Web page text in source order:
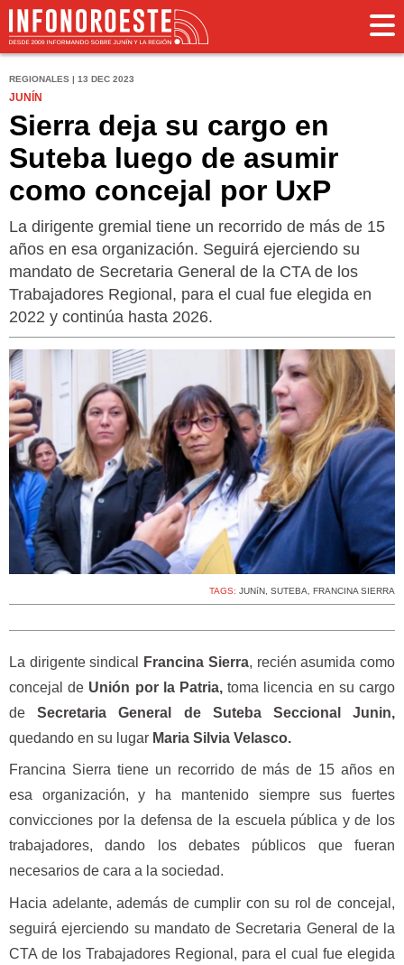
REGIONALES | 13 DEC 2023
JUNÍN
Sierra deja su cargo en
Suteba luego de asumir
como concejal por UxP
La dirigente gremial tiene un recorrido de más de 15
años en esa organización. Seguirá ejerciendo su
mandato de Secretaria General de la CTA de los
Trabajadores Regional, para el cual fue elegida en
2022 y continúa hasta 2026.
TAGS: JUNíN, SUTEBA, FRANCINA SIERRA
La dirigente sindical Francina Sierra, recién asumida como
concejal de Unión por la Patria, toma licencia en su cargo
deSecretaria General de Suteba Seccional Junin,
quedando en su lugar Maria Silvia Velasco.
Francina Sierra tiene un recorrido de más de 15 años en
esa organización, y ha mantenido siempre sus fuertes
convicciones por la defensa de la escuela pública y de los
trabajadores, dando los debates públicos que fueran
necesarios de cara a la sociedad.
Hacia adelante, además de cumplir con su rol de concejal,
seguirá ejerciendo su mandato de Secretaria General de la
CTA de los Trabajadores Regional, para el cual fue elegida